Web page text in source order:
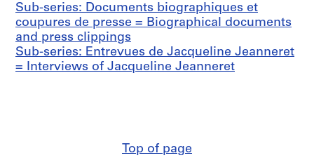
1
9
1
9
-
Sub-series: Documents biographiques et
coupures de presse = Biographical documents
and press clippings
Sub-series: Entrevues de Jacqueline Jeanneret
= Interviews of Jacqueline Jeanneret
Top of page